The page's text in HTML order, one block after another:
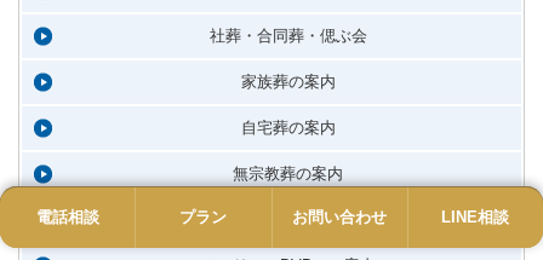
社葬・合同葬・偲ぶ会
家族葬の案内
自宅葬の案内
無宗教葬の案内
会葬返礼品
電話 プラン お問い合わせ LINE
電話相談 プラン お問い合わせ LINE相談